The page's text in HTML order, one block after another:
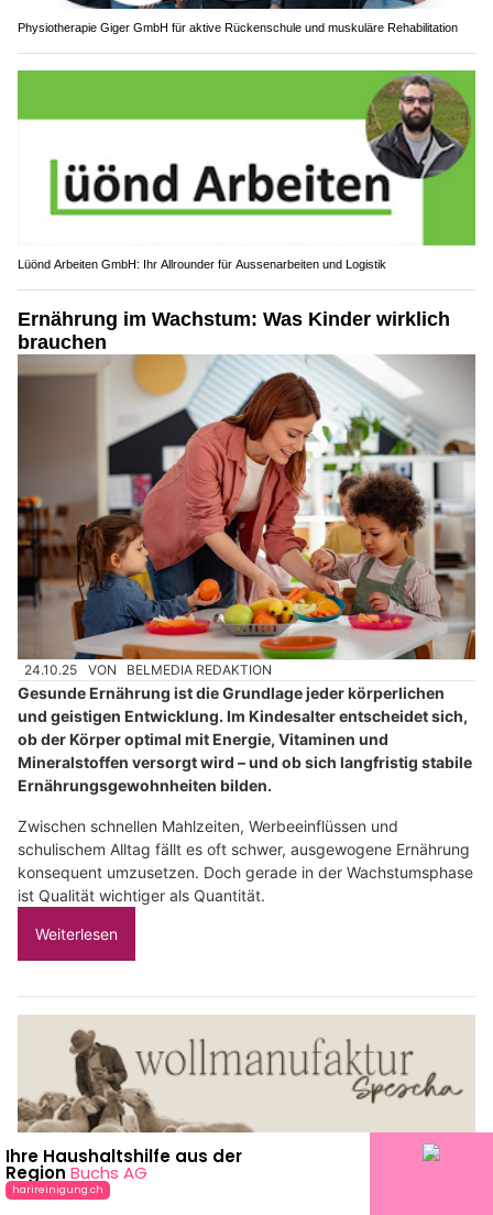
Physiotherapie Giger GmbH für aktive Rückenschule und muskuläre Rehabilitation
Lüönd Arbeiten GmbH: Ihr Allrounder für Aussenarbeiten und Logistik
Ernährung im Wachstum: Was Kinder wirklich
brauchen
24.10.25 VON BELMEDIA REDAKTION
Gesunde Ernährung ist die Grundlage jeder körperlichen
und geistigen Entwicklung. Im Kindesalter entscheidet sich,
ob der Körper optimal mit Energie, Vitaminen und
Mineralstoffen versorgt wird – und ob sich langfristig stabile
Ernährungsgewohnheiten bilden.
Zwischen schnellen Mahlzeiten, Werbeeinflüssen und
schulischem Alltag fällt es oft schwer, ausgewogene Ernährung
konsequent umzusetzen. Doch gerade in der Wachstumsphase
ist Qualität wichtiger als Quantität.
Weiterlesen